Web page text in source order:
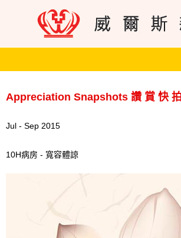
Appreciation Snapshots 讚 賞 快 拍
Jul - Sep 2015
10H病房 - 寬容體諒